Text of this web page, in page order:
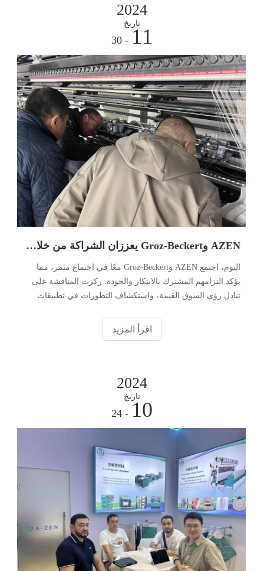
2024
تاريخ
11
- 30
AZEN وGroz-Beckert يعززان الشراكة من خلال التعاون الثاقب
اليوم، اجتمع AZEN وGroz-Beckert معًا في اجتماع مثمر، مما
يؤكد التزامهم المشترك بالابتكار والجودة. ركزت المناقشة على
تبادل رؤى السوق القيمة، واستكشاف التطورات في تطبيقات
اقرأ المزيد
2024
تاريخ
10
- 24